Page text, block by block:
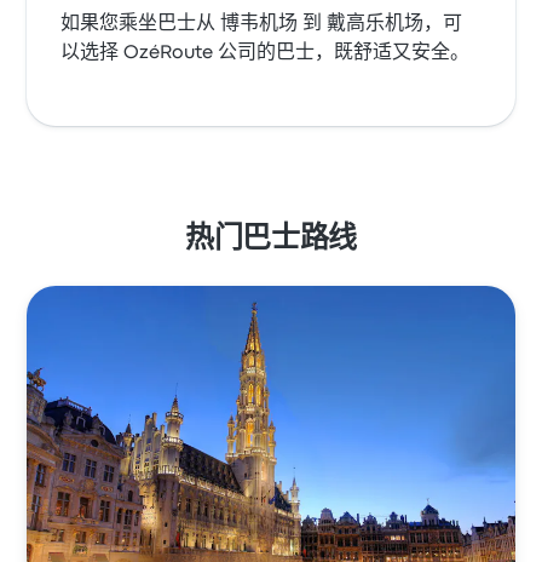
如果您乘坐巴士从 博韦机场 到 戴高乐机场，可
以选择 OzéRoute 公司的巴士，既舒适又安全。
热门巴士路线